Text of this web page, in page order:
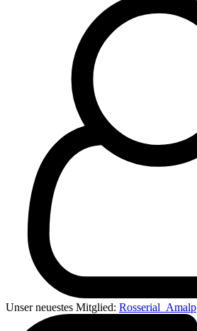
Unser neuestes Mitglied: Rosserial_Amalp